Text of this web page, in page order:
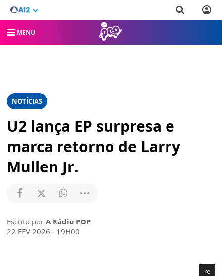
MENU
NOTÍCIAS
U2 lança EP surpresa e
marca retorno de Larry
Mullen Jr.
Escrito por A Rádio POP
22 FEV 2026 - 19H00
re